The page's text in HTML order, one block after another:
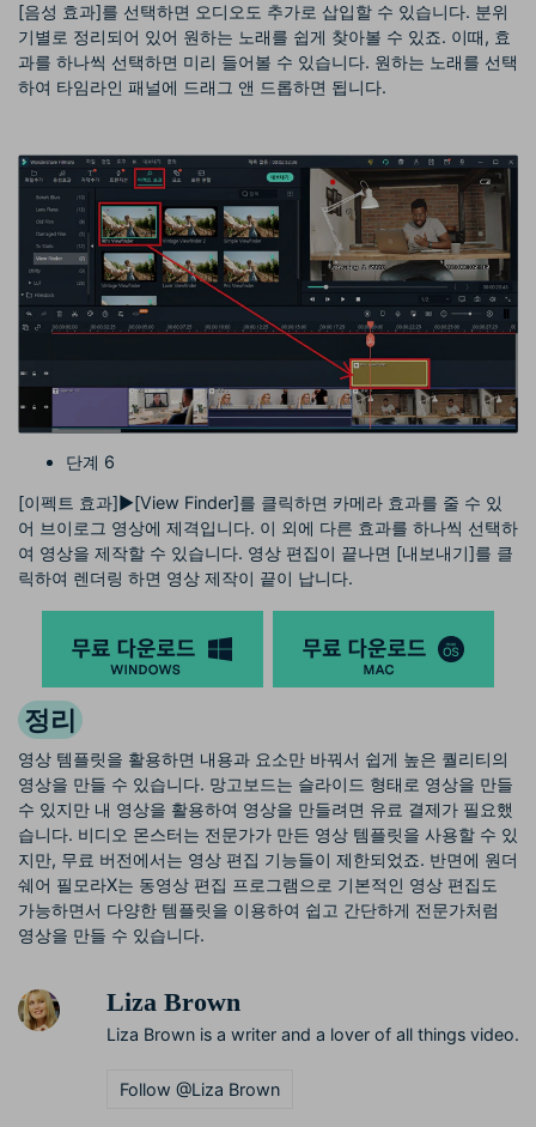
[음성 효과]를 선택하면 오디오도 추가로 삽입할 수 있습니다. 분위
기별로 정리되어 있어 원하는 노래를 쉽게 찾아볼 수 있죠. 이때, 효
과를 하나씩 선택하면 미리 들어볼 수 있습니다. 원하는 노래를 선택
하여 타임라인 패널에 드래그 앤 드롭하면 됩니다.
단계 6
[이펙트 효과]▶[View Finder]를 클릭하면 카메라 효과를 줄 수 있
어 브이로그 영상에 제격입니다. 이 외에 다른 효과를 하나씩 선택하
여 영상을 제작할 수 있습니다. 영상 편집이 끝나면 [내보내기]를 클
릭하여 렌더링 하면 영상 제작이 끝이 납니다.
정리
영상 템플릿을 활용하면 내용과 요소만 바꿔서 쉽게 높은 퀄리티의
영상을 만들 수 있습니다. 망고보드는 슬라이드 형태로 영상을 만들
수 있지만 내 영상을 활용하여 영상을 만들려면 유료 결제가 필요했
습니다. 비디오 몬스터는 전문가가 만든 영상 템플릿을 사용할 수 있
지만, 무료 버전에서는 영상 편집 기능들이 제한되었죠. 반면에 원더
쉐어 필모라X는 동영상 편집 프로그램으로 기본적인 영상 편집도
가능하면서 다양한 템플릿을 이용하여 쉽고 간단하게 전문가처럼
영상을 만들 수 있습니다.
Liza Brown
Liza Brown is a writer and a lover of all things video.
Follow @Liza Brown